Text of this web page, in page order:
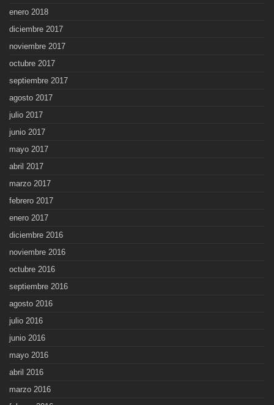
enero 2018
diciembre 2017
noviembre 2017
octubre 2017
septiembre 2017
agosto 2017
julio 2017
junio 2017
mayo 2017
abril 2017
marzo 2017
febrero 2017
enero 2017
diciembre 2016
noviembre 2016
octubre 2016
septiembre 2016
agosto 2016
julio 2016
junio 2016
mayo 2016
abril 2016
marzo 2016